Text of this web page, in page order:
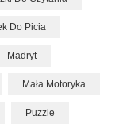
Do Picia
Madryt
Mała Motoryka
Puzzle